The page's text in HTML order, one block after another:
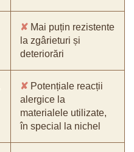
✘ Mai puțin rezistente
la zgârieturi și
deteriorări
✘ Potențiale reacții
alergice la
materialele utilizate,
în special la nichel